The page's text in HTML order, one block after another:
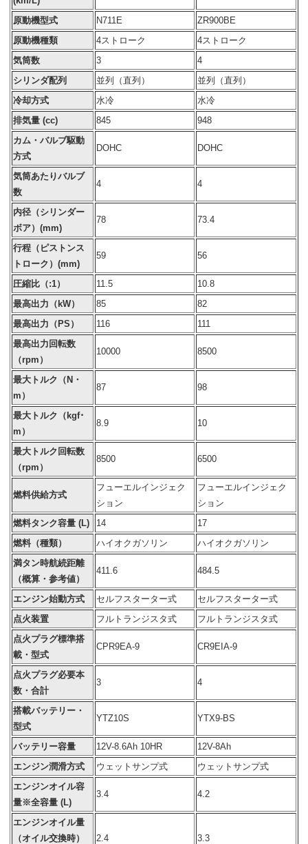
原動機型式
N711E
ZR900BE
原動機種類
4ストローク
4ストローク
気筒数
3
4
シリンダ配列
並列（直列）
並列（直列）
冷却方式
水冷
水冷
排気量 (cc)
845
948
カム・バルブ駆動
方式
DOHC DOHC
気筒あたりバルブ
数
4 4
内径（シリンダー
ボア）(mm)
78 73.4
行程（ピストンス
トローク）(mm)
59 56
圧縮比（:1） 11.5
10.8
最高出力（kW）
85
82
最高出力（PS）
116
111
最高出力回転数
（rpm）
10000 8500
最大トルク（N・
m）
87 98
最大トルク（kgf･
m）
8.9 10
最大トルク回転数
（rpm）
8500 6500
燃料供給方式
フューエルインジェク
ション
フューエルインジェク
ション
燃料タンク容量 (L)
14
17
燃料（種類）
ハイオクガソリン
ハイオクガソリン
満タン時航続距離
（概算・参考値）
411.6 484.5
エンジン始動方式 セルフスターター式
セルフスターター式
点火装置
フルトランジスタ式
フルトランジスタ式
点火プラグ標準搭
載・型式
CPR9EA-9 CR9EIA-9
点火プラグ必要本
数・合計
3 4
搭載バッテリー・
型式
YTZ10S YTX9-BS
バッテリー容量 12V-8.6Ah 10HR
12V-8Ah
エンジン潤滑方式
ウェットサンプ式
ウェットサンプ式
エンジンオイル容
量※全容量 (L)
3.4 4.2
エンジンオイル量
（オイル交換時）
2.4 3.3